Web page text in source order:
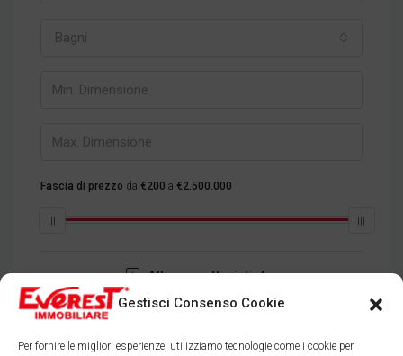
Gestisci Consenso Cookie
Per fornire le migliori esperienze, utilizziamo tecnologie come i cookie per
Bagni
Fascia di prezzo da €200 a €2.500.000
Altre caratteristiche